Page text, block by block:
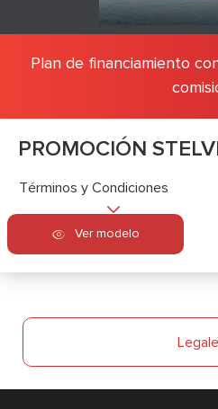
PROMOCIÓN
Términos y Condiciones
Ver modelo
Plan de financiamiento